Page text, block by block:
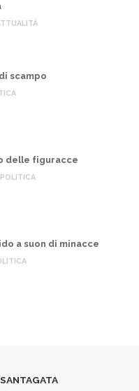
scampo
delle figuracce
a suon di minacce